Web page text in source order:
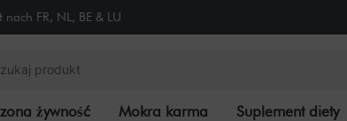
nach FR, NL, BE & LU
żywność Mokra karma Suplement diety